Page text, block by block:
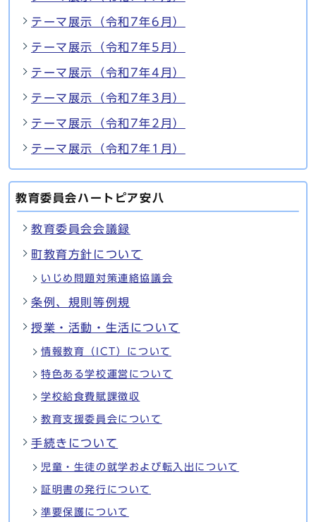
テーマ展示（令和7年6月）
テーマ展示（令和7年5月）
テーマ展示（令和7年4月）
テーマ展示（令和7年3月）
テーマ展示（令和7年2月）
テーマ展示（令和7年1月）
教育委員会ハートピア安八
教育委員会会議録
町教育方針について
いじめ問題対策連絡協議会
条例、規則等例規
授業・活動・生活について
情報教育（ICT）について
特色ある学校運営について
学校給食費賦課徴収
教育支援委員会について
手続きについて
児童・生徒の就学および転入出について
証明書の発行について
準要保護について